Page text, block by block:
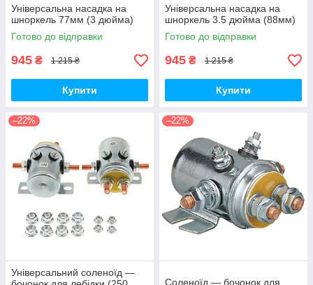
Універсальна насадка на
шноркель 77мм (3 дюйма)
Готово до відправки
945 ₴ 1 215 ₴
Купити
Універсальна насадка на
шноркель 3.5 дюйма (88мм)
Готово до відправки
945 ₴ 1 215 ₴
Купити
–22%
Універсальний соленоїд —
–22%
Соленоїд — бочонок для